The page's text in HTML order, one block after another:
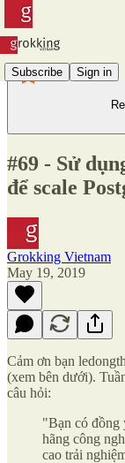
Subscribe Sign in
#69 - Sử
để scale
Grokking Vietnam
May 19, 2019
Cảm ơn bạn
(xem bên dưới).
câu hỏi:
"Bạn có đồng
hãng công
cao trải